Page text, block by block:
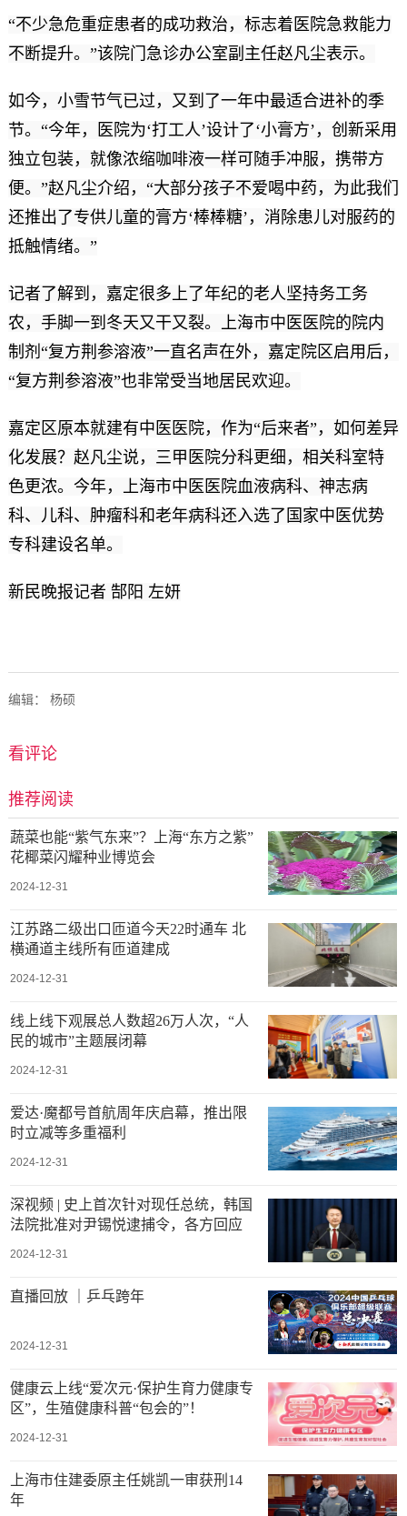
“不少急危重症患者的成功救治，标志着医院急救能力
不断提升。”该院门急诊办公室副主任赵凡尘表示。
如今，小雪节气已过，又到了一年中最适合进补的季
节。“今年，医院为‘打工人’设计了‘小膏方’，创新采用
独立包装，就像浓缩咖啡液一样可随手冲服，携带方
便。”赵凡尘介绍，“大部分孩子不爱喝中药，为此我们
还推出了专供儿童的膏方‘棒棒糖’，消除患儿对服药的
抵触情绪。”
记者了解到，嘉定很多上了年纪的老人坚持务工务
农，手脚一到冬天又干又裂。上海市中医医院的院内
制剂“复方荆参溶液”一直名声在外，嘉定院区启用后，
“复方荆参溶液”也非常受当地居民欢迎。
嘉定区原本就建有中医医院，作为“后来者”，如何差异
化发展？赵凡尘说，三甲医院分科更细，相关科室特
色更浓。今年，上海市中医医院血液病科、神志病
科、儿科、肿瘤科和老年病科还入选了国家中医优势
专科建设名单。
新民晚报记者 郜阳 左妍
编辑： 杨硕
看评论
推荐阅读
蔬菜也能“紫气东来”？上海“东方之紫”
花椰菜闪耀种业博览会
2024-12-31
江苏路二级出口匝道今天22时通车 北
横通道主线所有匝道建成
2024-12-31
线上线下观展总人数超26万人次，“人
民的城市”主题展闭幕
2024-12-31
爱达·魔都号首航周年庆启幕，推出限
时立减等多重福利
2024-12-31
深视频 | 史上首次针对现任总统，韩国
法院批准对尹锡悦逮捕令，各方回应
2024-12-31
直播回放 ｜乒乓跨年
2024-12-31
健康云上线“爱次元·保护生育力健康专
区”，生殖健康科普“包会的”！
2024-12-31
上海市住建委原主任姚凯一审获刑14
年